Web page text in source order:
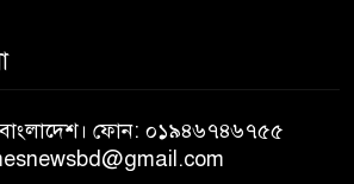
ফোন: ০১৯৪৬৭৪৬৭৫৫